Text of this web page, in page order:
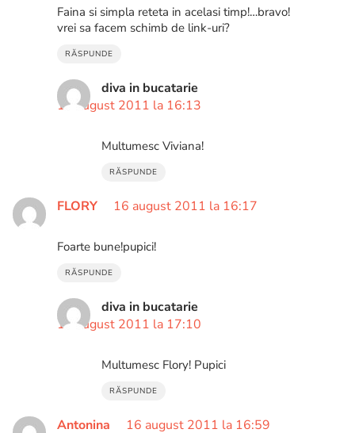
Faina si simpla reteta in acelasi timp!…bravo!
vrei sa facem schimb de link-uri?
RĂSPUNDE
diva in bucatarie
16 august 2011 la 16:13
Multumesc Viviana!
RĂSPUNDE
FLORY 16 august 2011 la 16:17
Foarte bune!pupici!
RĂSPUNDE
diva in bucatarie
16 august 2011 la 17:10
Multumesc Flory! Pupici
RĂSPUNDE
Antonina 16 august 2011 la 16:59